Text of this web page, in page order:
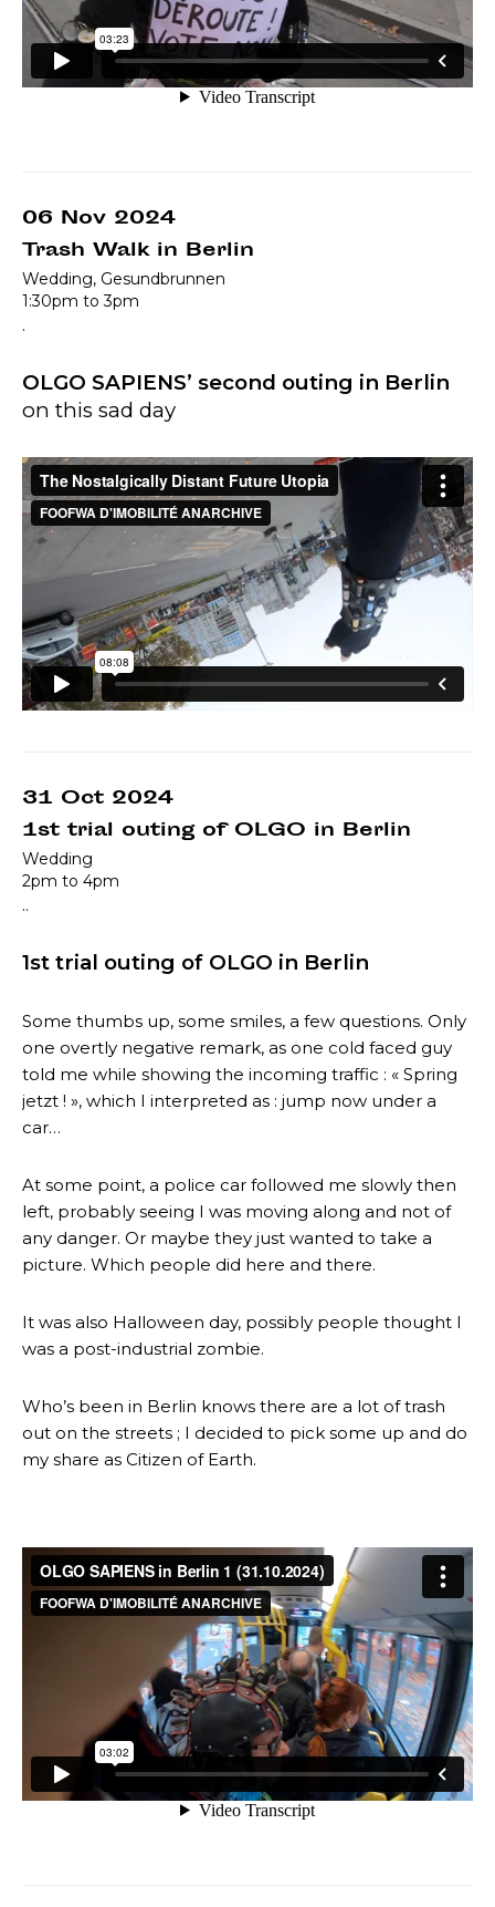
06 Nov 2024
Trash Walk in Berlin
Wedding, Gesundbrunnen
1:30pm to 3pm
.
OLGO SAPIENS’ second outing in Berlin
on this sad day
31 Oct 2024
1st trial outing of OLGO in Berlin
Wedding
2pm to 4pm
..
1st trial outing of OLGO in Berlin
Some thumbs up, some smiles, a few questions. Only
one overtly negative remark, as one cold faced guy
told me while showing the incoming traffic : « Spring
jetzt ! », which I interpreted as : jump now under a
car…
At some point, a police car followed me slowly then
left, probably seeing I was moving along and not of
any danger. Or maybe they just wanted to take a
picture. Which people did here and there.
It was also Halloween day, possibly people thought I
was a post-industrial zombie.
Who’s been in Berlin knows there are a lot of trash
out on the streets ; I decided to pick some up and do
my share as Citizen of Earth.